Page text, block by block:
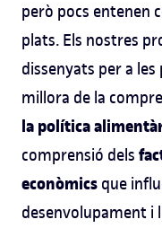
però pocs entenen
plats. Els nostres
dissenyats per a
millora de la
la política
comprensió dels
econòmics que
desenvolupament i